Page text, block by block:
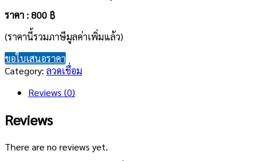
ราคา : 800 ฿
(ราคานี้รวมภาษีมูลค่าเพิ่มแล้ว)
ขอใบเสนอราคา
Category: ลวดเชื่อม
Reviews (0)
Reviews
There are no reviews yet.